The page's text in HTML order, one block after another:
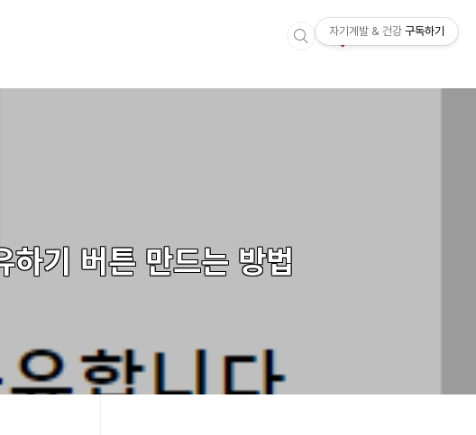
하기 버튼 만드는 방법
자기계발 & 건강 구독하기